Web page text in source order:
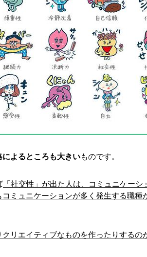
によるところも大きいものです。
「社交性」が出た人は、コミュニケーシ
ミュニケーションが多く発生する職種
クリエイティブなものを作ったりするの